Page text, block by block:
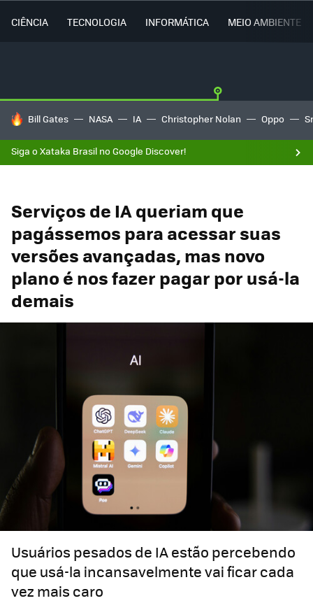
CIÊNCIA TECNOLOGIA INFORMÁTICA MEIO AMBIENTE
TENDÊNCIAS DO DIA
Bill Gates NASA IA Christopher Nolan Oppo
Siga o Xataka Brasil no Google Discover!
Serviços de IA queriam que
pagássemos para acessar suas
versões avançadas, mas novo
plano é nos fazer pagar por usá-la
demais
Usuários pesados ​​de IA estão percebendo
que usá-la incansavelmente vai ficar cada
vez mais caro